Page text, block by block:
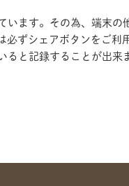
います。その為、端末の
ずシェアボタンをご利
ると記録することが出来